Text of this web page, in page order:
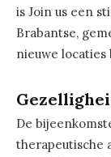
is Join us een
Brabantse,
nieuwe locaties
De
therapeutische